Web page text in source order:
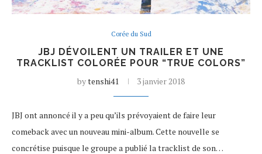
Corée du Sud
JBJ DÉVOILENT UN TRAILER ET UNE
TRACKLIST COLORÉE POUR “TRUE COLORS”
bytenshi41 3 janvier 2018
JBJ ont annoncé il y a peu qu’ils prévoyaient de faire leur
comeback avec un nouveau mini-album. Cette nouvelle se
concrétise puisque le groupe a publié la tracklist de son…